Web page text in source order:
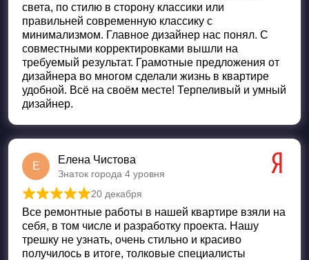
света, по стилю в сторону классики или
правильней современную классику с
минимализмом. Главное дизайнер нас понял. С
совместными корректировками вышли на
требуемый результат. Грамотные предложения от
дизайнера во многом сделали жизнь в квартире
удобной. Всё на своём месте! Терпеливый и умный
дизайнер.
Е
Елена Чистова
Знаток города 4 уровня
Оценка5 из 5
20 декабря
Все ремонтные работы в нашей квартире взяли на
себя, в том числе и разработку проекта. Нашу
трешку не узнать, очень стильно и красиво
получилось в итоге, толковые специалисты